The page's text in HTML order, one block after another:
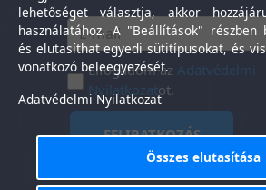
Elfogadom azAdatvédelmi
Nyilatkozatot.
FELIRATKOZÁS
lehetőséget választja, akkor
használatához. A "Beállítások"
és elutasíthat egyedi sütitípusokat, és
vonatkozó beleegyezését.
Adatvédelmi Nyilatkozat
Összes elutasítása